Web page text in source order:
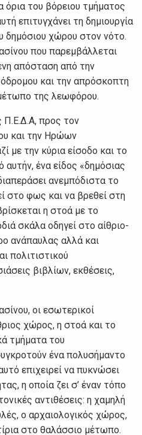
όρια του βόρειου τμήματος
επιτυγχάνει τη δημιουργία
δημόσιου χώρου στον νότο.
που παρεμβάλλεται
απόσταση από την
και την απρόσκοπτη
της λεωφόρου.
Π.Ε.Δ.Α, προς τον
και την Ηρώων
με την κύρια είσοδο και το
ένα είδος «δημόσιας
ανεμπόδιστα το
στο φως και να βρεθεί στη
η στοά με το
σκάλα οδηγεί στο αίθριο-
ανάπαυλας αλλά και
πολιτιστικού
βιβλίων, εκθέσεις,
οι εσωτερικοί
χώρος, η στοά και το
τμήματα του
ένα πολυσήμαντο
επιχειρεί να πυκνώσει
η οποία ζει σ’ έναν τόπο
αντιθέσεις: η χαμηλή
ο αρχαιολογικός χώρος,
στο θαλάσσιο μέτωπο.